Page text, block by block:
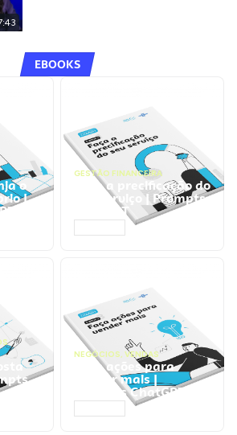
EBOOKS
o
|
GESTÃO FINANCEIRA
Faça a precificação do
seu serviço | Prompts
ChatGPT
NEGÓCIOS, VENDAS
Faça ações para
vender mais |
Prompts ChatGPT